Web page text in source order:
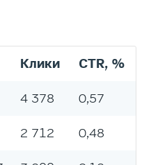
Клики CTR, %
4 378 0,57
2 712 0,48